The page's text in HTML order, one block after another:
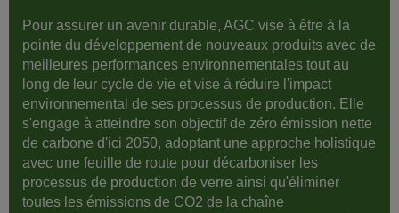
Pour assurer un avenir durable, AGC vise à être à la
pointe du développement de nouveaux produits avec de
meilleures performances environnementales tout au
long de leur cycle de vie et vise à réduire l'impact
environnemental de ses processus de production. Elle
s'engage à atteindre son objectif de zéro émission nette
de carbone d'ici 2050, adoptant une approche holistique
avec une feuille de route pour décarboniser les
processus de production de verre ainsi qu'éliminer
toutes les émissions de CO2 de la chaîne